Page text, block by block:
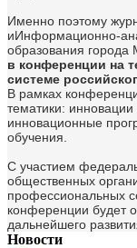
Именно поэтому
иИнформационно-
образования города
в конференции на
системе
В рамках
тематики:
инновационные
обучения.
С участием
общественных
профессиональных
конференции будет
дальнейшего
Новости